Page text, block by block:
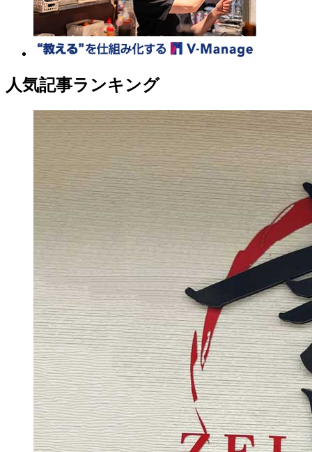
人気記事ランキング